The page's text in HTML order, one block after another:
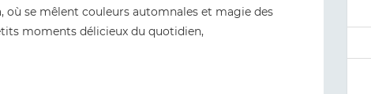
où se mêlent couleurs automnales et magie des
moments délicieux du quotidien,